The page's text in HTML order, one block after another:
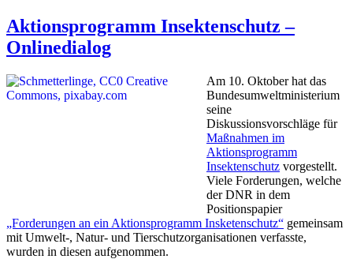
Aktionsprogramm Insektenschutz –
Onlinedialog
Am 10. Oktober hat das
Bundesumweltministerium
seine
Diskussionsvorschläge für
Maßnahmen im
Aktionsprogramm
Insektenschutz vorgestellt.
Viele Forderungen, welche
der DNR in dem
Positionspapier
„Forderungen an ein Aktionsprogramm Insketenschutz“ gemeinsam
mit Umwelt-, Natur- und Tierschutzorganisationen verfasste,
wurden in diesen aufgenommen.